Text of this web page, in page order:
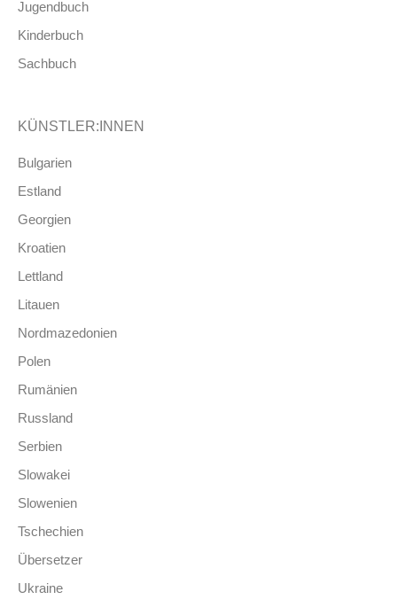
Jugendbuch
Kinderbuch
Sachbuch
KÜNSTLER:INNEN
Bulgarien
Estland
Georgien
Kroatien
Lettland
Litauen
Nordmazedonien
Polen
Rumänien
Russland
Serbien
Slowakei
Slowenien
Tschechien
Übersetzer
Ukraine